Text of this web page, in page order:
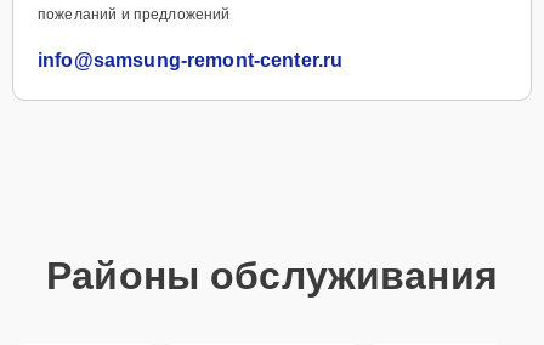
пожеланий и предложений
info@samsung-remont-center.ru
Районы обслуживания